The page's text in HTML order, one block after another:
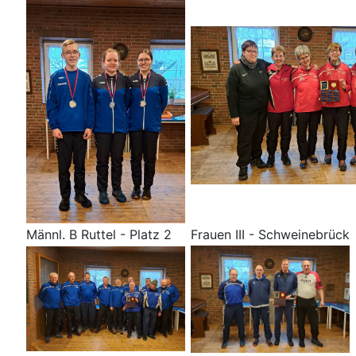
Männl. B Ruttel - Platz 2 Frauen III - Schweinebrück